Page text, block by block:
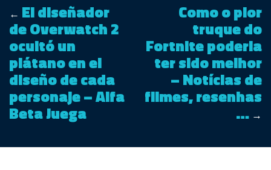
← El diseñador
de Overwatch 2
ocultó un
plátano en el
diseño de cada
personaje – Alfa
Beta Juega
Como o pior
truque do
Fortnite poderia
ter sido melhor
– Notícias de
filmes, resenhas
… →